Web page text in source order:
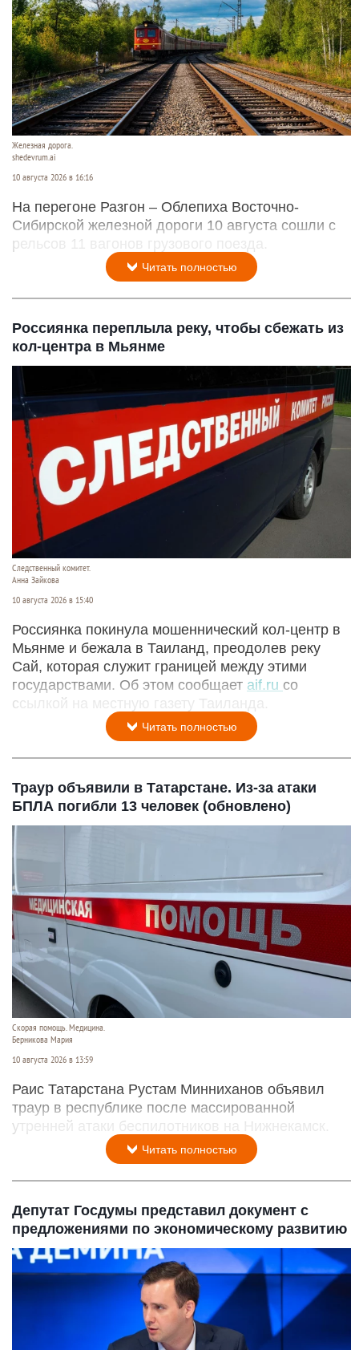
Железная дорога.
shedevrum.ai
10 августа 2026 в 16:16
На перегоне Разгон – Облепиха Восточно-
Сибирской железной дороги 10 августа сошли с
рельсов 11 вагонов грузового поезда.
Читать полностью
Россиянка переплыла реку, чтобы сбежать из
кол-центра в Мьянме
Следственный комитет.
Анна Зайкова
10 августа 2026 в 15:40
Россиянка покинула мошеннический кол-центр в
Мьянме и бежала в Таиланд, преодолев реку
Сай, которая служит границей между этими
государствами. Об этом сообщает aif.ru со
ссылкой на местную газету Таиланда.
Читать полностью
Траур объявили в Татарстане. Из-за атаки
БПЛА погибли 13 человек (обновлено)
Скорая помощь. Медицина.
Берникова Мария
10 августа 2026 в 13:59
Раис Татарстана Рустам Минниханов объявил
траур в республике после массированной
утренней атаки беспилотников на Нижнекамск.
Читать полностью
Депутат Госдумы представил документ с
предложениями по экономическому развитию